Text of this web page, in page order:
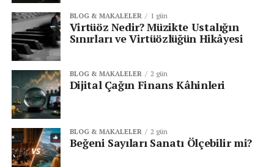
Kaspersky’den Güvenlik Uyarıları
Kaspersky, hem bireysel hem kurumsal kullanıcılara şu
önerilerde bulunuyor:
Şüpheli görünen hiçbir e-posta eki açılmamalı,
özellikle
Gönderenin kimliği mutlaka doğrulanmalı.
BLOG & MAKALELER 1 gün
Virtüöz Nedir? Müzikte Ustalığın
Sınırları ve Virtüözlüğün Hikâyesi
BLOG & MAKALELER 2 gün
Dijital Çağın Finans Kâhinleri
BLOG & MAKALELER 2 gün
Beğeni Sayıları Sanatı Ölçebilir mi?